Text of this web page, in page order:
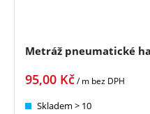
Metráž pneumatické
95,00 Kč/ m bez DPH
Skladem > 10